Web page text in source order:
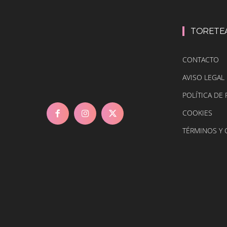
CONTACTO
AVISO LEGAL
POLÍTICA DE
COOKIES
TÉRMINOS Y